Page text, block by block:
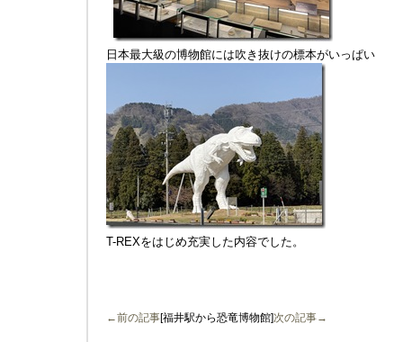
日本最大級の博物館には吹き抜けの標本がいっぱい
T-REXをはじめ充実した内容でした。
←前の記事[福井駅から恐竜博物館]次の記事→